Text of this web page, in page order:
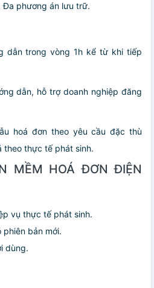
Đa phương án lưu trữ.
dẫn trong vòng 1h kể từ khi tiếp
dẫn, hỗ trợ doanh nghiệp đăng
hoá đơn theo yêu cầu đặc thù
theo thực tế phát sinh.
MỀM HOÁ ĐƠN ĐIỆN
vụ thực tế phát sinh.
bản mới.
dùng.